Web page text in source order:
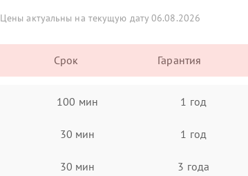
Цены актуальны на текущую дату 06.08.2026
Срок Гарантия
100 мин 1 год
30 мин 1 год
30 мин 3 года